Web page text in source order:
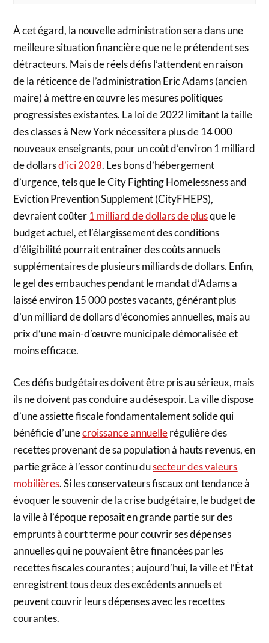
À cet égard, la nouvelle administration sera dans une
meilleure situation financière que ne le prétendent ses
détracteurs. Mais de réels défis l’attendent en raison
de la réticence de l’administration Eric Adams (ancien
maire) à mettre en œuvre les mesures politiques
progressistes existantes. La loi de 2022 limitant la taille
des classes à New York nécessitera plus de 14 000
nouveaux enseignants, pour un coût d’environ 1 milliard
de dollarsd’ici 2028. Les bons d’hébergement
d’urgence, tels que le City Fighting Homelessness and
Eviction Prevention Supplement (CityFHEPS),
devraient coûter 1 milliard de dollars de plusque le
budget actuel, et l’élargissement des conditions
d’éligibilité pourrait entraîner des coûts annuels
supplémentaires de plusieurs milliards de dollars. Enfin,
le gel des embauches pendant le mandat d’Adams a
laissé environ 15 000 postes vacants, générant plus
d’un milliard de dollars d’économies annuelles, mais au
prix d’une main-d’œuvre municipale démoralisée et
moins efficace.
Ces défis budgétaires doivent être pris au sérieux, mais
ils ne doivent pas conduire au désespoir. La ville dispose
d’une assiette fiscale fondamentalement solide qui
bénéficie d’unecroissance annuellerégulière des
recettes provenant de sa population à hauts revenus, en
partie grâce à l’essor continu dusecteur des valeurs
mobilières. Si les conservateurs fiscaux ont tendance à
évoquer le souvenir de la crise budgétaire, le budget de
la ville à l’époque reposait en grande partie sur des
emprunts à court terme pour couvrir ses dépenses
annuelles qui ne pouvaient être financées par les
recettes fiscales courantes ; aujourd’hui, la ville et l’État
enregistrent tous deux des excédents annuels et
peuvent couvrir leurs dépenses avec les recettes
courantes.